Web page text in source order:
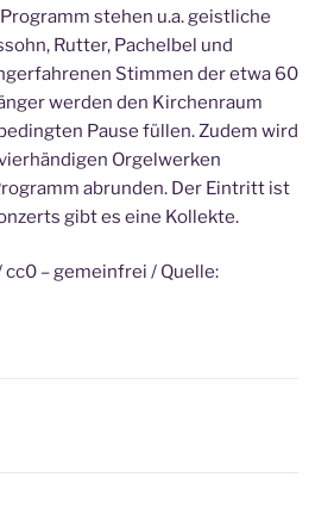
stehen u.a. geistliche
Rutter, Pachelbel und
Stimmen der etwa 60
werden den Kirchenraum
Pause füllen. Zudem wird
Orgelwerken
abrunden. Der Eintritt ist
gibt es eine Kollekte.
– gemeinfrei / Quelle: